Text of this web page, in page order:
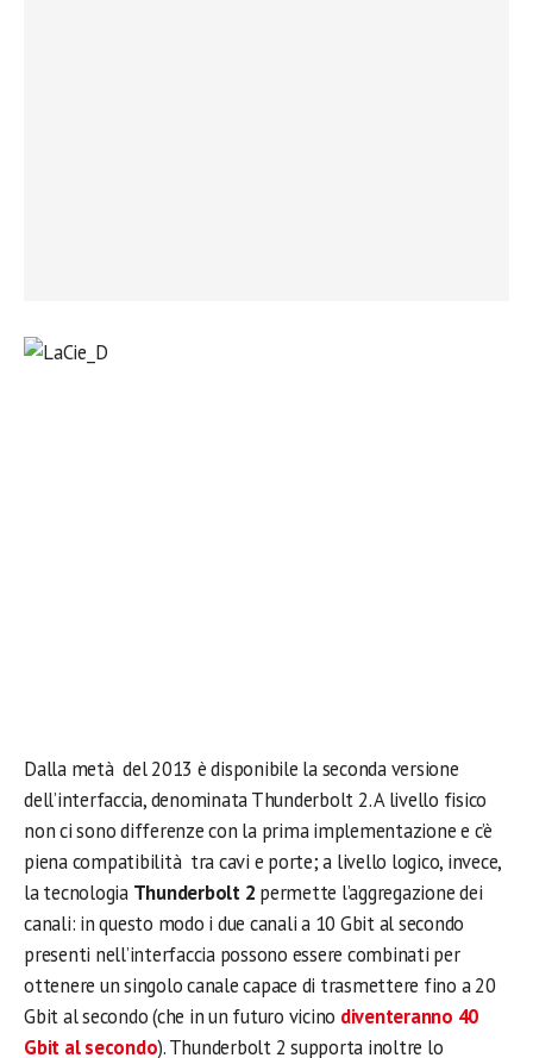
Dalla metà del 2013 è disponibile la seconda versione
dell’interfaccia, denominata Thunderbolt 2. A livello fisico
non ci sono differenze con la prima implementazione e c’è
piena compatibilità tra cavi e porte; a livello logico, invece,
la tecnologia Thunderbolt 2 permette l’aggregazione dei
canali: in questo modo i due canali a 10 Gbit al secondo
presenti nell’interfaccia possono essere combinati per
ottenere un singolo canale capace di trasmettere fino a 20
Gbit al secondo (che in un futuro vicino diventeranno 40
Gbit al secondo). Thunderbolt 2 supporta inoltre lo